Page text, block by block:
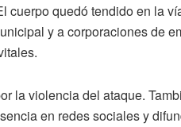
cuerpo quedó tendido en la
y a corporaciones de
la violencia del ataque.
en redes sociales y